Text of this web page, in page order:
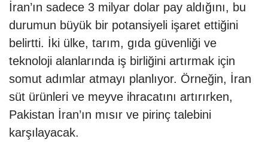
İran’ın sadece 3 milyar dolar pay aldığını, bu
durumun büyük bir potansiyeli işaret ettiğini
belirtti. İki ülke, tarım, gıda güvenliği ve
teknoloji alanlarında iş birliğini artırmak için
somut adımlar atmayı planlıyor. Örneğin, İran
süt ürünleri ve meyve ihracatını artırırken,
Pakistan İran’ın mısır ve pirinç talebini
karşılayacak.